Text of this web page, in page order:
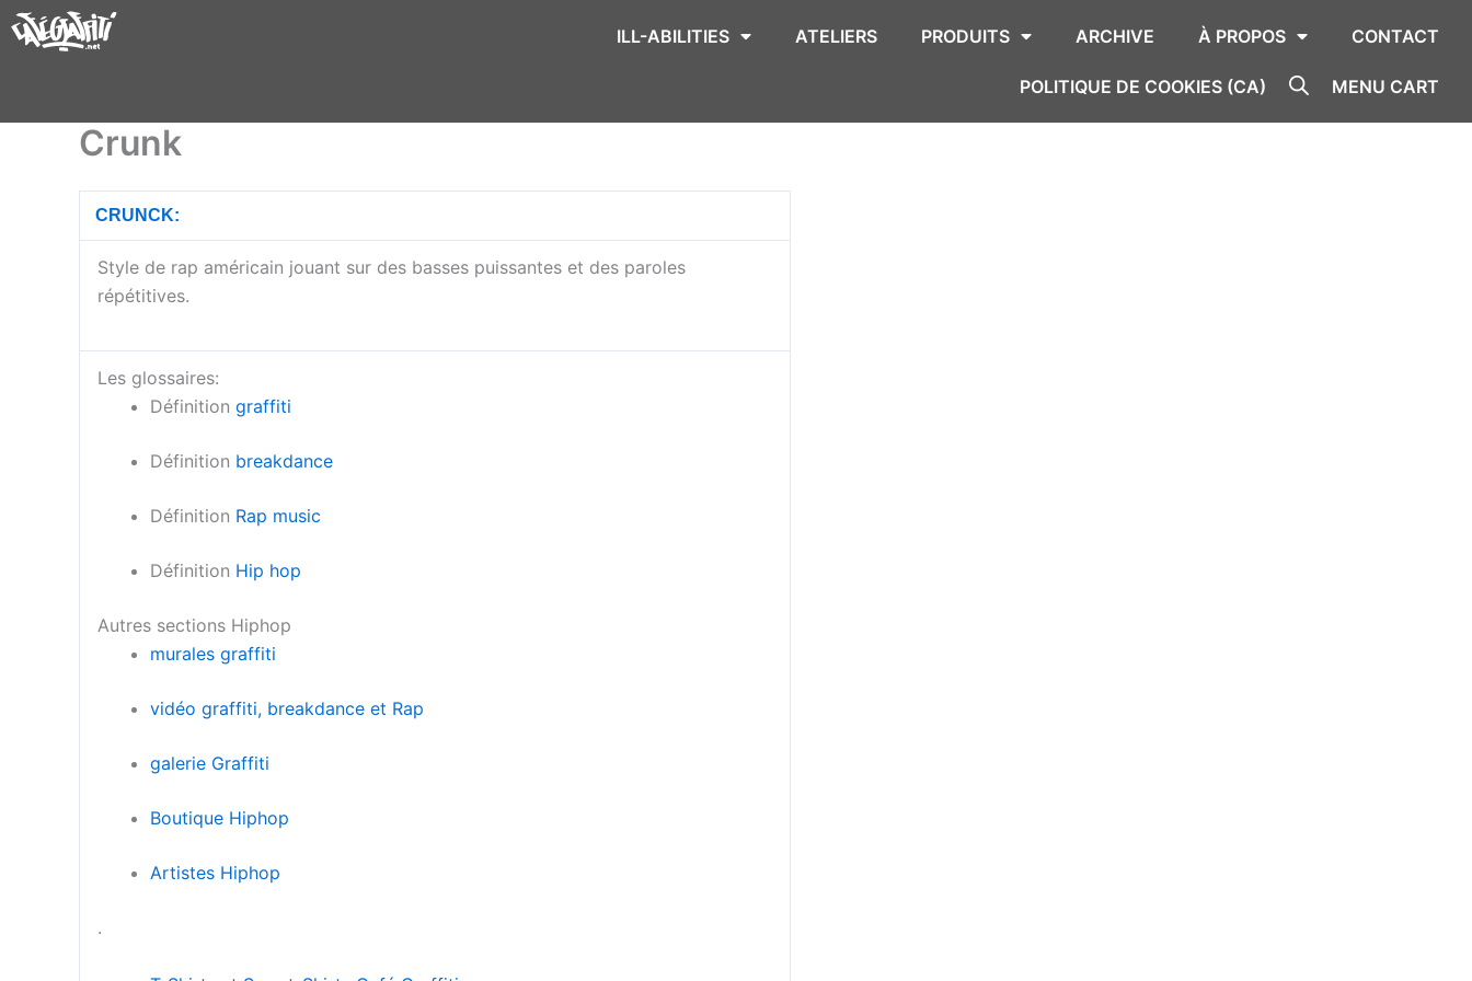
Aller
au
ILL-ABILITIES ATELIERS PRODUITS ARCHIVE À PROPOS CONTACT
POLITIQUE DE COOKIES (CA) MENU CART
Crunk
CRUNCK:
Style de rap américain jouant sur des basses puissantes et des paroles
répétitives.
Les glossaires:
Définition graffiti
Définition breakdance
Définition Rap music
Définition Hip hop
Autres sections Hiphop
murales graffiti
vidéo graffiti, breakdance et Rap
galerie Graffiti
Boutique Hiphop
Artistes Hiphop
.